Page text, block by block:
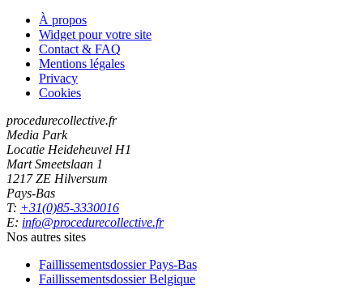
À propos
Widget pour votre site
Contact & FAQ
Mentions légales
Privacy
Cookies
procedurecollective.fr
Media Park
Locatie Heideheuvel H1
Mart Smeetslaan 1
1217 ZE Hilversum
Pays-Bas
T: +31(0)85-3330016
E: info@procedurecollective.fr
Nos autres sites
Faillissementsdossier Pays-Bas
Faillissementsdossier Belgique